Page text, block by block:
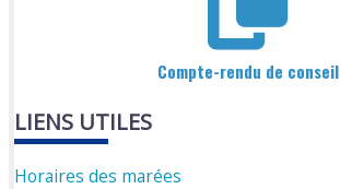
Compte-rendu de conseil
LIENS UTILES
Horaires des marées